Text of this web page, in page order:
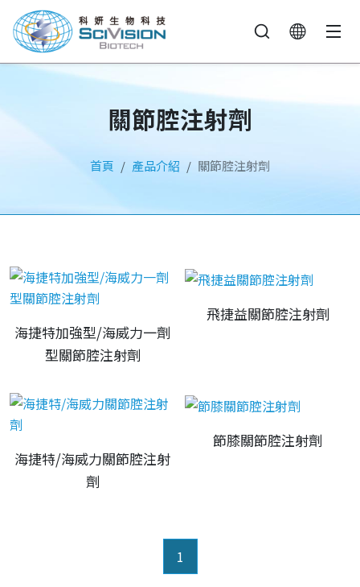
關節腔注射劑
首頁 產品介紹 關節腔注射劑
海捷特加強型/海威力一劑
型關節腔注射劑
飛捷益關節腔注射劑
海捷特/海威力關節腔注射
劑
節膝關節腔注射劑
1